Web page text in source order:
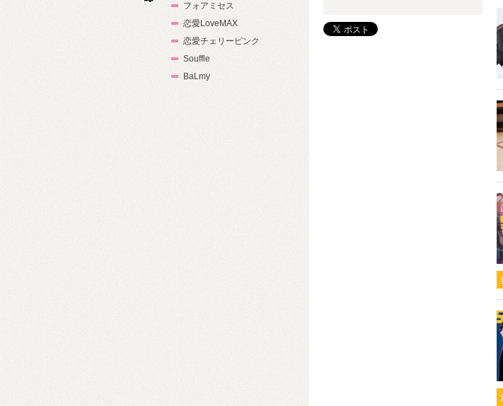
フォアミセス
恋愛LoveMAX
恋愛チェリーピンク
Souffle
BaLmy